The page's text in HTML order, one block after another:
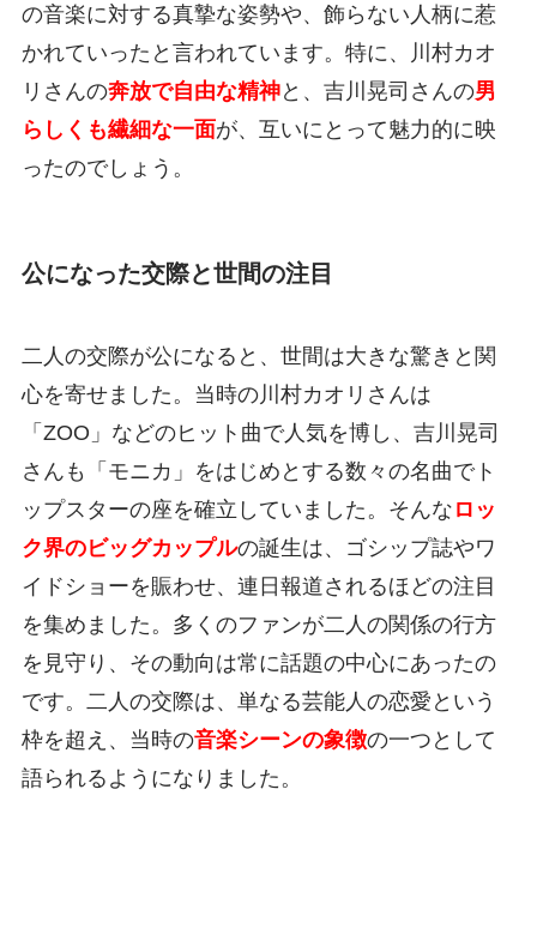
の音楽に対する真摯な姿勢や、飾らない人柄に惹
かれていったと言われています。特に、川村カオ
リさんの奔放で自由な精神と、吉川晃司さんの男
らしくも繊細な一面が、互いにとって魅力的に映
ったのでしょう。
公になった交際と世間の注目
二人の交際が公になると、世間は大きな驚きと関
心を寄せました。当時の川村カオリさんは
「ZOO」などのヒット曲で人気を博し、吉川晃司
さんも「モニカ」をはじめとする数々の名曲でト
ップスターの座を確立していました。そんな ロッ
ク界のビッグカップルの誕生は、ゴシップ誌やワ
イドショーを賑わせ、連日報道されるほどの注目
を集めました。多くのファンが二人の関係の行方
を見守り、その動向は常に話題の中心にあったの
です。二人の交際は、単なる芸能人の恋愛という
枠を超え、当時の音楽シーンの象徴の一つとして
語られるようになりました。